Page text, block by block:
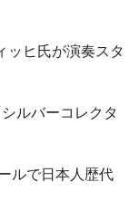
ッヒ氏が演奏スタ
ルバーコレクタ
ルで日本人歴代